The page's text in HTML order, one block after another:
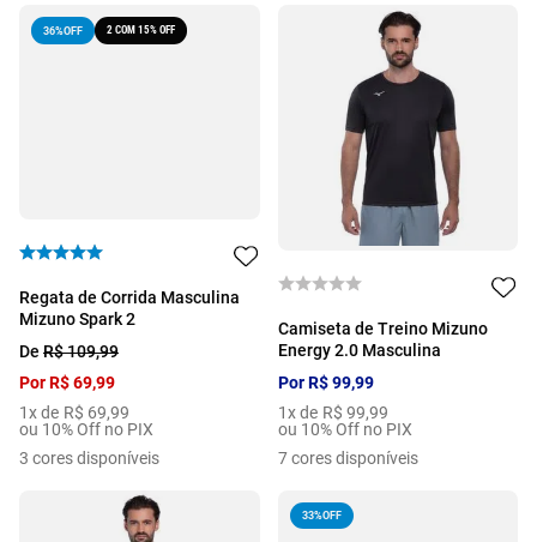
36%OFF 2 COM 15% OFF
Regata de Corrida Masculina
Mizuno Spark 2
De R$109,99
PorR$69,99
1x de R$ 69,99
ou 10% Off no PIX
3 cores disponíveis
Camiseta de Treino Mizuno
Energy 2.0 Masculina
PorR$ 99,99
1x de R$ 99,99
ou 10% Off no PIX
7 cores disponíveis
33%OFF